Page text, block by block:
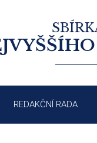
REDAKČNÍ RADA